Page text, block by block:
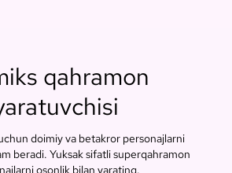
qahramon
doimiy va betakror personajlarni
beradi. Yuksak sifatli superqahramon
osonlik bilan yarating.